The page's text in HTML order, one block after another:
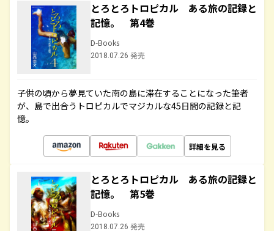
とろとろトロピカル ある旅の記録と
記憶。 第4巻
D-Books
2018.07.26 発売
子供の頃から夢見ていた南の島に滞在することになった筆者
が、島で出合うトロピカルでマジカルな45日間の記録と記
憶。
詳細を見る
とろとろトロピカル ある旅の記録と
記憶。 第5巻
D-Books
2018.07.26 発売